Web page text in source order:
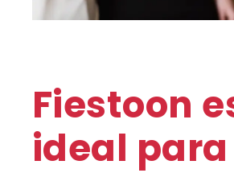
Fiestoon
ideal